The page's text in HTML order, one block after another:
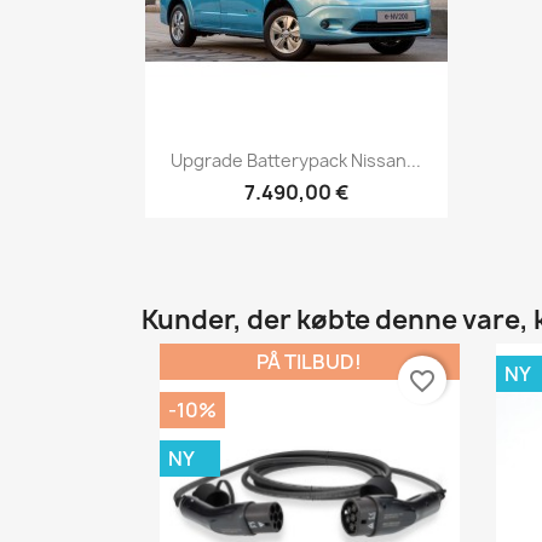
Vis her
Upgrade Batterypack Nissan...
7.490,00 €
Kunder, der købte denne vare,
PÅ TILBUD!
-10%
NY
favorite_border NY